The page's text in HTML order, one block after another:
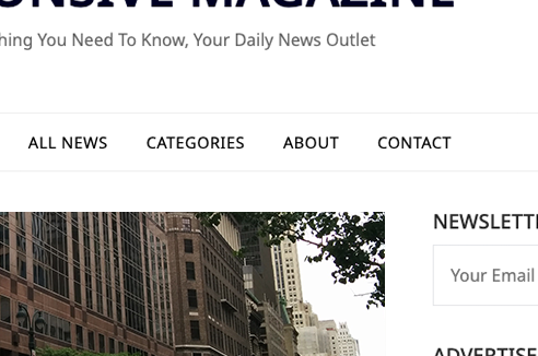
バージョン
テーマのホームページ